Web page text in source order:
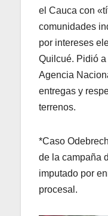
el Cauca con
comunidades
por intereses
Quilcué. Pidió
Agencia
entregas y
terrenos.
*Caso
de la campaña
imputado por
procesal.